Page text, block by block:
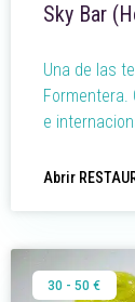
Sky Bar
Una de las
Formentera.
e
Abrir
30 - 50 €